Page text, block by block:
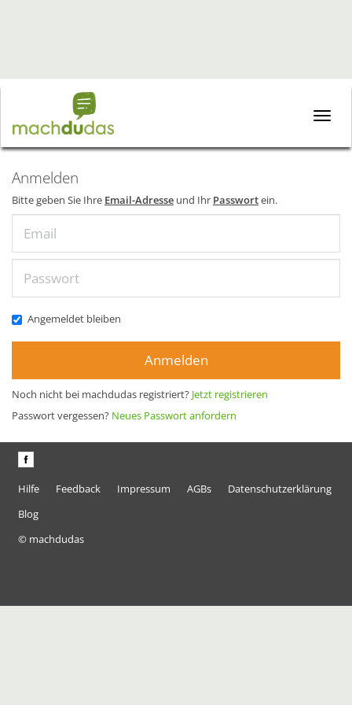
Toggle
Anmelden
Bitte geben Sie Ihre Email-Adresse und Ihr Passwortein.
Angemeldet bleiben
Anmelden
Noch nicht bei machdudas registriert? Jetzt registrieren
Passwort vergessen? Neues Passwort anfordern
Hilfe Feedback Impressum AGBs
Datenschutzerklärung
Blog
© machdudas